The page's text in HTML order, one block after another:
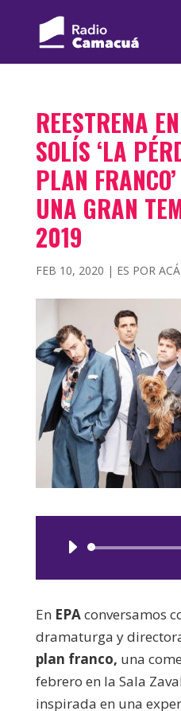
REESTRENA
SOLÍS ‘LA
PLAN
UNA GRAN
2019
FEB 10, 2020 | ES POR ACÁ
En EPAconversamos
dramaturga y
plan franco, una
febrero en la Sala
inspirada en una